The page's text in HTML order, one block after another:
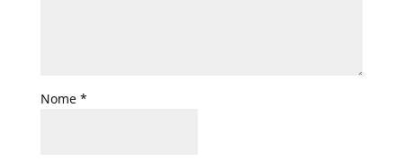
Nome *